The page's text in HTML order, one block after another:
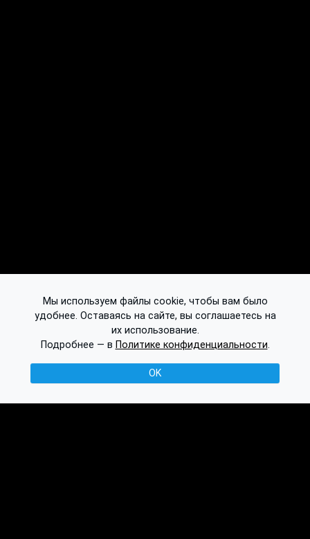
Мы используем файлы cookie, чтобы вам было
удобнее. Оставаясь на сайте, вы соглашаетесь на
их использование.
Подробнее — в Политике конфиденциальности.
OK